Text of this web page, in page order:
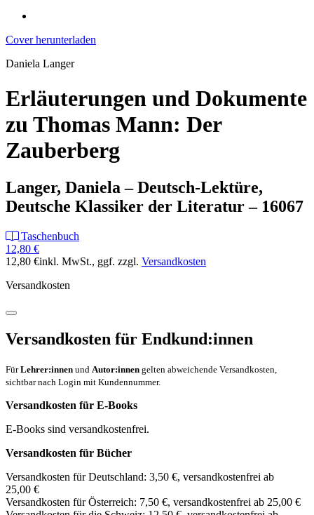
Cover herunterladen
Daniela Langer
Erläuterungen und Dokumente
zu Thomas Mann: Der
Zauberberg
Langer, Daniela – Deutsch-Lektüre,
Deutsche Klassiker der Literatur – 16067
Taschenbuch
12,80 €
12,80 €inkl. MwSt., ggf. zzgl. Versandkosten
Versandkosten
Versandkosten für Endkund:innen
FürLehrer:innen und Autor:innen gelten abweichende Versandkosten,
sichtbar nach Login mit Kundennummer.
Versandkosten für E-Books
E-Books sind versandkostenfrei.
Versandkosten für Bücher
Versandkosten für Deutschland: 3,50 €, versandkostenfrei ab
25,00 €
Versandkosten für Österreich: 7,50 €, versandkostenfrei ab 25,00 €